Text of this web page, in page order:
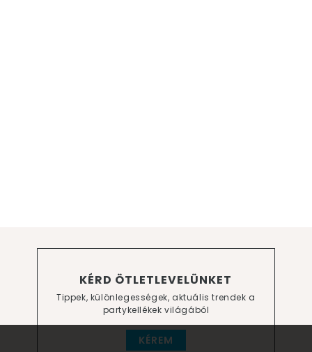
KÉRD ÖTLETLEVELÜNKET
Tippek, különlegességek, aktuális trendek a
partykellékek világából
KÉREM